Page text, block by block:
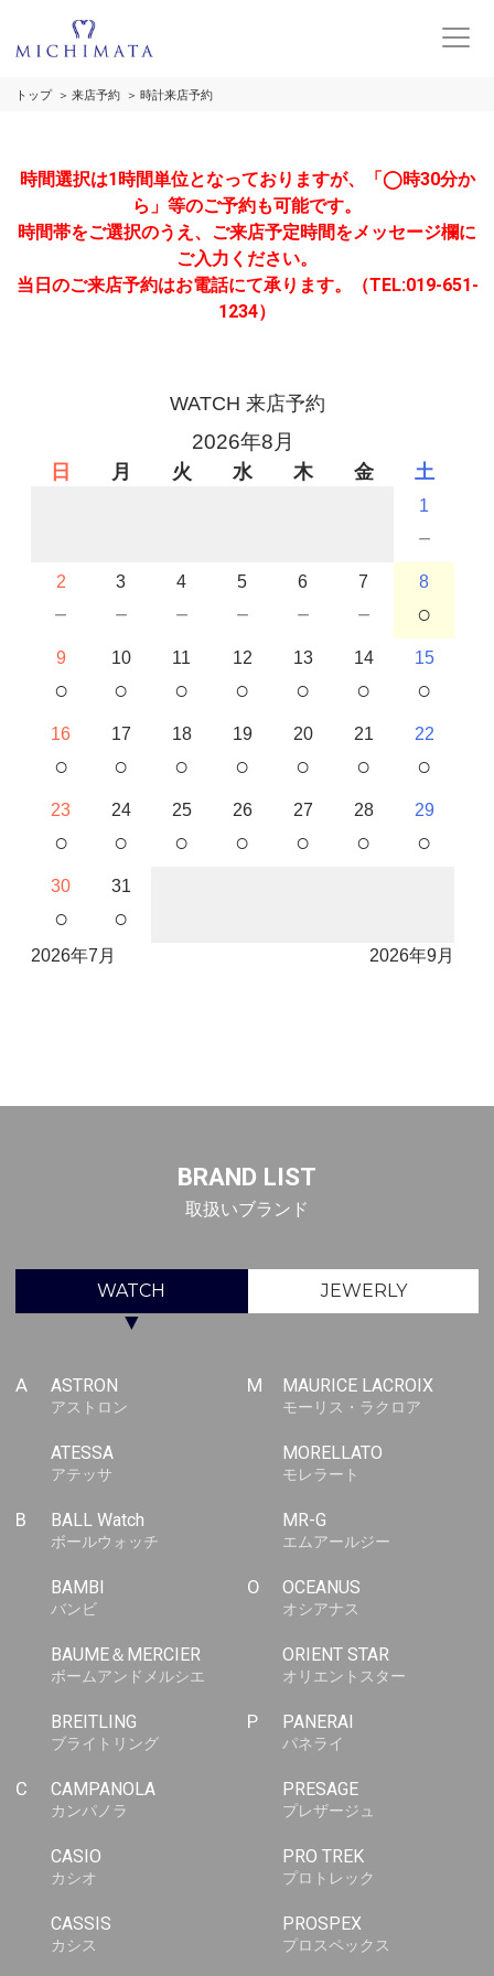
トップ 来店予約 時計来店予約
時間選択は1時間単位となっておりますが、「◯時30分か
ら」等のご予約も可能です。
時間帯をご選択のうえ、ご来店予定時間をメッセージ欄に
ご入力ください。
当日のご来店予約はお電話にて承ります。（TEL:019-651-
1234）
WATCH 来店予約
2026年8月
日 月 火 水 木 金 土
1
－
2
－
3
－
4
－
5
－
6
－
7
－
8
○
9
○
10
○
11
○
12
○
13
○
14
○
15
○
16
○
17
○
18
○
19
○
20
○
21
○
22
○
23
○
24
○
25
○
26
○
27
○
28
○
29
○
30
○
31
○
2026年7月 2026年9月
BRAND LIST
取扱いブランド
WATCH JEWERLY
▼
A ASTRON
アストロン
ATESSA
アテッサ
B BALL Watch
ボールウォッチ
BAMBI
バンビ
BAUME＆MERCIER
ボームアンドメルシエ
BREITLING
ブライトリング
C CAMPANOLA
カンパノラ
CASIO
カシオ
CASSIS
カシス
M MAURICE LACROIX
モーリス・ラクロア
MORELLATO
モレラート
MR-G
エムアールジー
O OCEANUS
オシアナス
ORIENT STAR
オリエントスター
P PANERAI
パネライ
PRESAGE
プレザージュ
PRO TREK
プロトレック
PROSPEX
プロスペックス